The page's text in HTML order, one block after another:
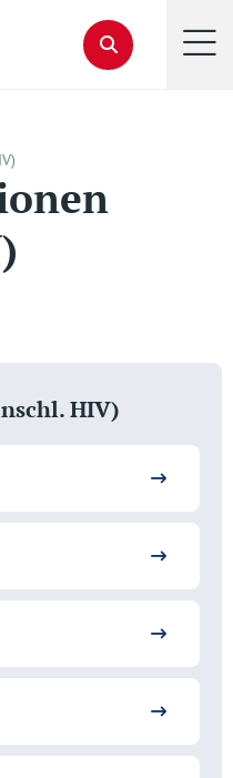
HIV)